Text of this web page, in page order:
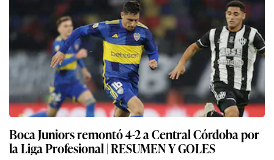
Boca Juniors remontó 4-2 a Central Córdoba por
la Liga Profesional | RESUMEN Y GOLES